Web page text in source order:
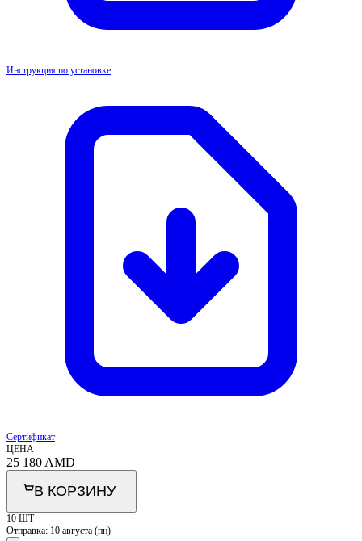
Инструкция по установке
Сертификат
ЦЕНА
25 180 AMD
В КОРЗИНУ
10 ШТ
Отправка: 10 августа (пн)